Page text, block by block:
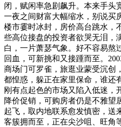
闭，赋闲率急剧飙升。本来手头
一夜之间财富大幅缩水，别说买
楼市霎时冰封，房价高台跳水，
些高位接盘的投资者欲哭无泪，
白，一片萧瑟气象。好不容易熬
回血，可新挑和又接踵而至。
商场门可罗雀，旅逛业蒙受沉创
都惶惑，躲正在家里保命，谁还
刚有点起色的市场又陷入低迷，
降价促销，可购房者仍是不雅望
起飞，取内地联系愈发慎密，送
客簇拥而至，正在尖沙咀、旺角